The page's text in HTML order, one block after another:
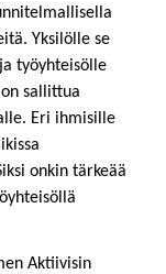
Yksilölle se
työyhteisölle
sallittua
Eri ihmisille
onkin tärkeää
Aktiivisin